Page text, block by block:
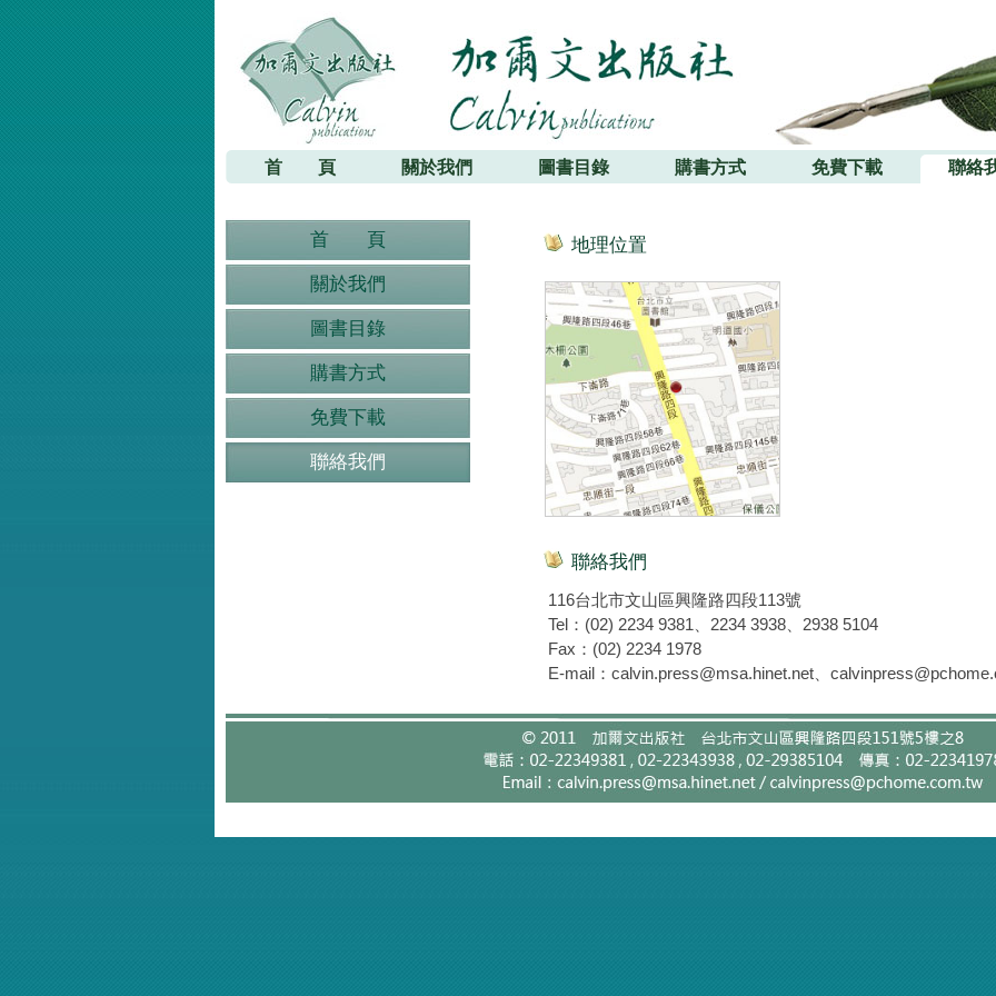
加爾文出版社
首 頁 關於我們 圖書目錄 購書方式 免費下載 聯絡
首 頁
關於我們
圖書目錄
購書方式
免費下載
聯絡我們
地理位置
聯絡我們
116台北市文山區興隆路四段113號
Tel：(02) 2234 9381、2234 3938、2938 5104
Fax：(02) 2234 1978
E-mail：calvin.press@msa.hinet.net、